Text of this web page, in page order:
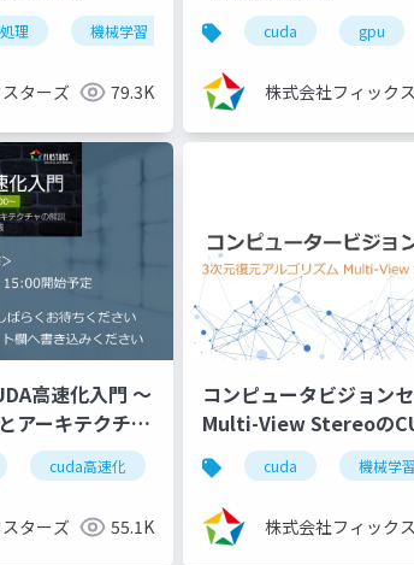
理 機械学習 深層学習 ディープラ
ターズ 79.3K
cuda gpu
株式会社フィック
高速化入門 ～
アーキテクチャ
cuda高速化 高速化シリーズ
ターズ 55.1K
コンピュータビジョン
Multi-View Stereoの
（2024/8/7)
cuda 機械学習
株式会社フィック